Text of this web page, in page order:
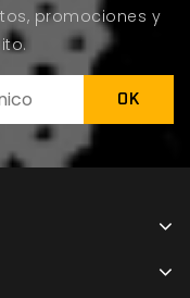
promociones y